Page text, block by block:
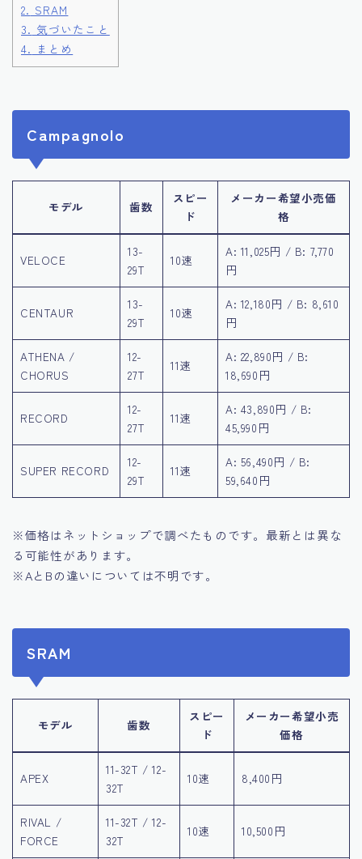
2. SRAM
3. 気づいたこと
4. まとめ
Campagnolo
モデル 歯数
スピー
ド
メーカー希望小売価
格
VELOCE
13-
29T
10速
A: 11,025円 / B: 7,770
円
CENTAUR
13-
29T
10速
A: 12,180円 / B: 8,610
円
ATHENA /
CHORUS
12-
27T
11速
A: 22,890円 / B:
18,690円
RECORD
12-
27T
11速
A: 43,890円 / B:
45,990円
SUPER RECORD
12-
29T
11速
A: 56,490円 / B:
59,640円
※価格はネットショップで調べたものです。最新とは異な
る可能性があります。
※AとBの違いについては不明です。
SRAM
モデル 歯数
スピー
ド
メーカー希望小売
価格
APEX
11-32T / 12-
32T
10速 8,400円
RIVAL /
FORCE
11-32T / 12-
32T
10速 10,500円